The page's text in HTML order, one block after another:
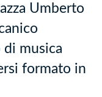
Umberto
di musica
formato in